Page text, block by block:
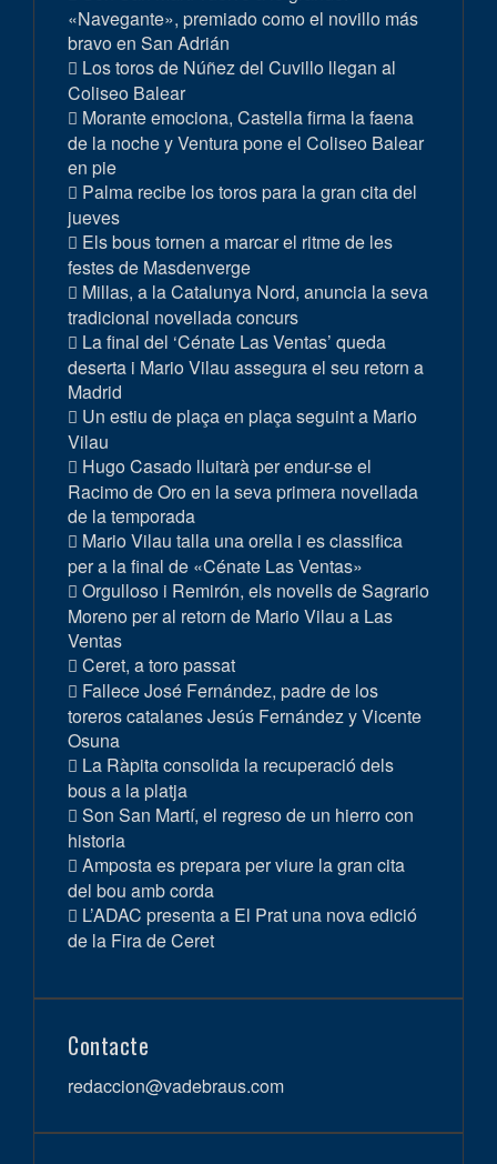
«Navegante», premiado como el novillo más
bravo en San Adrián
Los toros de Núñez del Cuvillo llegan al
Coliseo Balear
Morante emociona, Castella firma la faena
de la noche y Ventura pone el Coliseo Balear
en pie
Palma recibe los toros para la gran cita del
jueves
Els bous tornen a marcar el ritme de les
festes de Masdenverge
Millas, a la Catalunya Nord, anuncia la seva
tradicional novellada concurs
La final del ‘Cénate Las Ventas’ queda
deserta i Mario Vilau assegura el seu retorn a
Madrid
Un estiu de plaça en plaça seguint a Mario
Vilau
Hugo Casado lluitarà per endur-se el
Racimo de Oro en la seva primera novellada
de la temporada
Mario Vilau talla una orella i es classifica
per a la final de «Cénate Las Ventas»
Orgulloso i Remirón, els novells de Sagrario
Moreno per al retorn de Mario Vilau a Las
Ventas
Ceret, a toro passat
Fallece José Fernández, padre de los
toreros catalanes Jesús Fernández y Vicente
Osuna
La Ràpita consolida la recuperació dels
bous a la platja
Son San Martí, el regreso de un hierro con
historia
Amposta es prepara per viure la gran cita
del bou amb corda
L’ADAC presenta a El Prat una nova edició
de la Fira de Ceret
Contacte
redaccion@vadebraus.com